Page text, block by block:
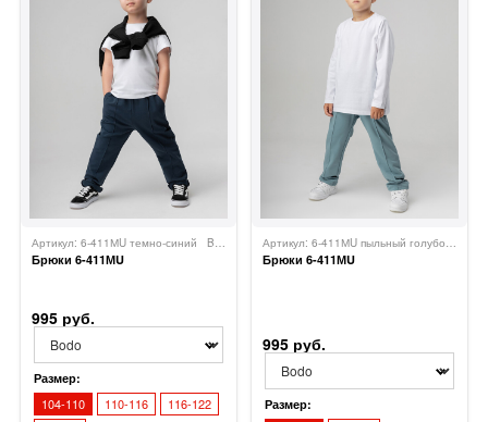
Брюки 6-411МU
Артикул: 6-411МU темно-синий Bodo
995 руб.
Размер:
104-110 110-116
116-122
Брюки 6-411МU
Артикул: 6-411МU пыльный голубой
995 руб.
Размер: